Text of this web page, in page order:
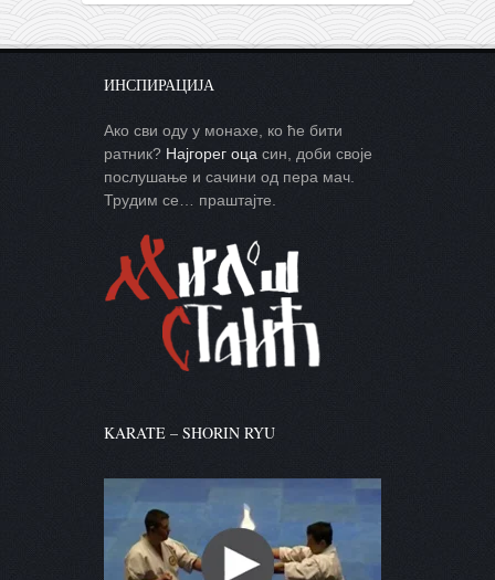
ИНСПИРАЦИЈА
Ако сви оду у монахе, ко ће бити
ратник? Најгорег оца син, доби своје
послушање и сачини од пера мач.
Трудим се… праштајте.
KARATE – SHORIN RYU